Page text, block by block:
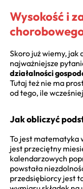
Wysokość i
Skoro już wiemy, jak
najważniejsze
działalności
Tutaj też nie ma
od tego, ile
Jak obliczyć
To jest matematyka
jest przeciętny
kalendarzowych
powstała
przedsiębiorcy jest